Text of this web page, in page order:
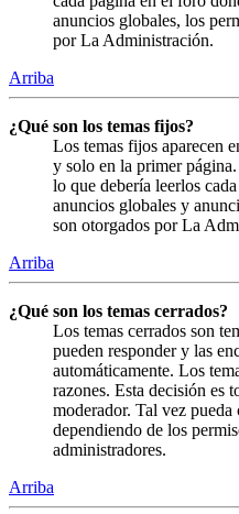
anuncios globales, los
por La Administración.
Arriba
¿Qué son los temas fijos?
Los temas fijos aparecen
y solo en la primer
lo que debería leerlos
anuncios globales y
son otorgados por La
Arriba
¿Qué son los temas cerrados?
Los temas cerrados son
pueden responder y las
automáticamente. Los
razones. Esta decisión es
moderador. Tal vez pueda
dependiendo de los
administradores.
Arriba